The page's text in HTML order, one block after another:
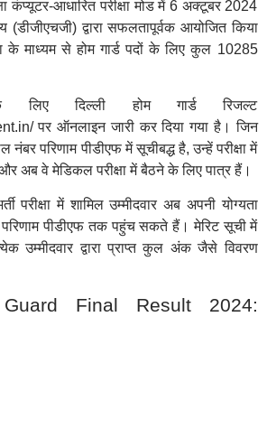
कंप्यूटर-आधारित परीक्षा मोड में 6 अक्टूबर 2024
(डीजीएचजी) द्वारा सफलतापूर्वक आयोजित किया
के माध्यम से होम गार्ड पदों के लिए कुल 10285
के लिए दिल्ली होम गार्ड रिजल्ट
पर ऑनलाइन जारी कर दिया गया है। जिन
नंबर परिणाम पीडीएफ में सूचीबद्ध है, उन्हें परीक्षा में
और अब वे मेडिकल परीक्षा में बैठने के लिए पात्र हैं।
परीक्षा में शामिल उम्मीदवार अब अपनी योग्यता
पीडीएफ तक पहुंच सकते हैं। मेरिट सूची में
उम्मीदवार द्वारा प्राप्त कुल अंक जैसे विवरण
Final Result 2024: